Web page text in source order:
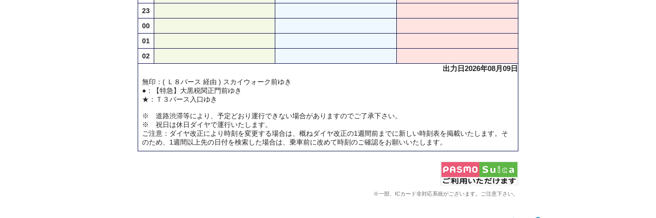
23
00
01
02
出力日2026年08月09日
無印：( Ｌ８バース 経由 ) スカイウォーク前ゆき
●：【特急】大黒税関正門前ゆき
★：Ｔ３バース入口ゆき
※ 道路渋滞等により、予定どおり運行できない場合がありますのでご了承下さい。
※ 祝日は休日ダイヤで運行いたします。
ご注意：ダイヤ改正により時刻を変更する場合は、概ねダイヤ改正の1週間前までに新しい時刻表を掲載いたします。そ
のため、1週間以上先の日付を検索した場合は、乗車前に改めて時刻のご確認をお願いいたします。
※一部、ICカード非対応系統がございます。ご注意下さい。